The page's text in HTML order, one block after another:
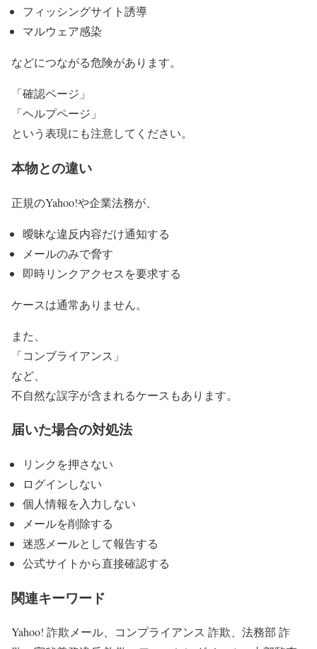
フィッシングサイト誘導
マルウェア感染
などにつながる危険があります。
「確認ページ」
「ヘルプページ」
という表現にも注意してください。
本物との違い
正規のYahoo!や企業法務が、
曖昧な違反内容だけ通知する
メールのみで脅す
即時リンクアクセスを要求する
ケースは通常ありません。
また、
「コンブライアンス」
など、
不自然な誤字が含まれるケースもあります。
届いた場合の対処法
リンクを押さない
ログインしない
個人情報を入力しない
メールを削除する
迷惑メールとして報告する
公式サイトから直接確認する
関連キーワード
Yahoo! 詐欺メール、コンプライアンス 詐欺、法務部 詐